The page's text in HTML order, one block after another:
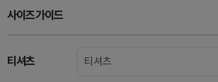
사이즈가이드
티셔츠 티셔츠